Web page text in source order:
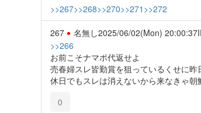
>>267>>268>>270>>271 >>272
267 名無し2025/06/02(Mon) 20:00:37
>>266
お前こそナマポ代返せよ
売春婦スレ皆勤賞を狙っているくせに昨
休日でもスレは消えないから来なきゃ
0